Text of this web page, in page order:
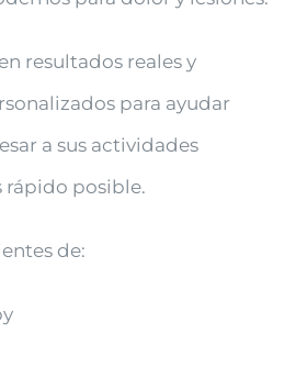
resultados reales y
para ayudar
a sus actividades
rápido posible.
de: